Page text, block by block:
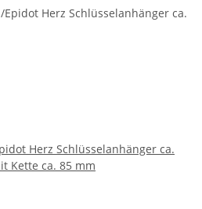
Herz Schlüsselanhänger ca.
Kette ca. 85 mm